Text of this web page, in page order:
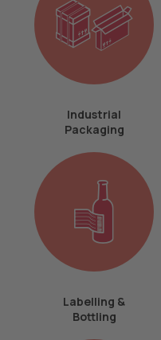
Industrial
Packaging
Labelling &
Bottling